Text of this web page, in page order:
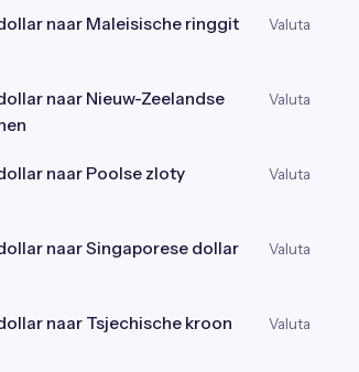
naar Maleisische ringgit
Valuta
naar Nieuw-Zeelandse
Valuta
naar Poolse zloty
Valuta
naar Singaporese dollar
Valuta
naar Tsjechische kroon
Valuta